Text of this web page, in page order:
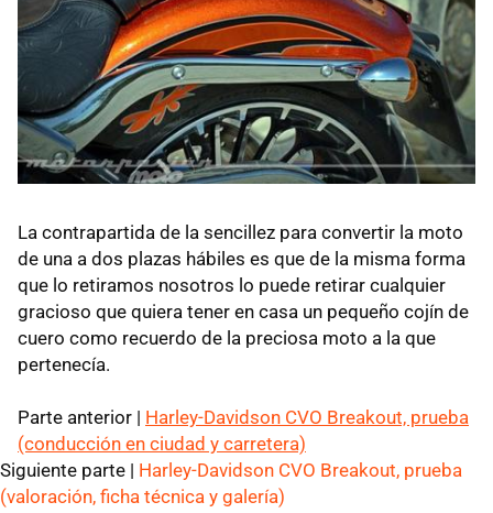
La contrapartida de la sencillez para convertir la moto
de una a dos plazas hábiles es que de la misma forma
que lo retiramos nosotros lo puede retirar cualquier
gracioso que quiera tener en casa un pequeño cojín de
cuero como recuerdo de la preciosa moto a la que
pertenecía.
Parte anterior | Harley-Davidson CVO Breakout, prueba
(conducción en ciudad y carretera)
Siguiente parte | Harley-Davidson CVO Breakout, prueba
(valoración, ficha técnica y galería)